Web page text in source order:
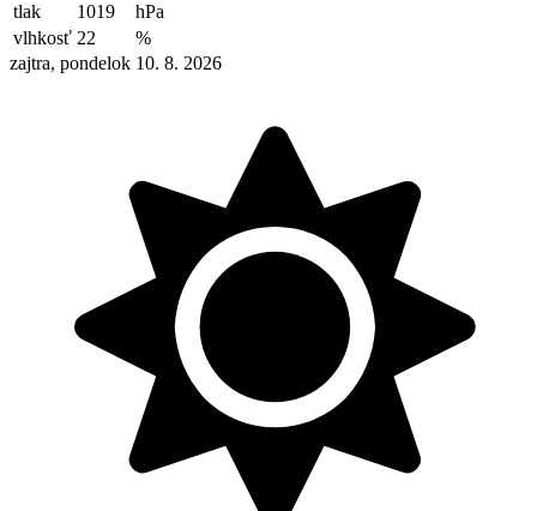
tlak
1019
hPa
vlhkosť 22
%
zajtra, pondelok 10. 8. 2026